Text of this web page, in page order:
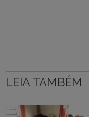
LEIA TAMBÉM